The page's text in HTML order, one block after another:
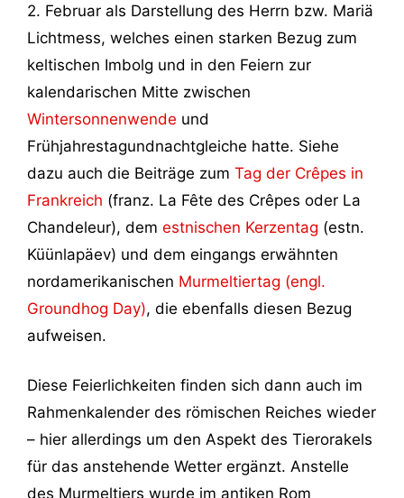
2. Februar als Darstellung des Herrn bzw. Mariä
Lichtmess, welches einen starken Bezug zum
keltischen Imbolg und in den Feiern zur
kalendarischen Mitte zwischen
Wintersonnenwende und
Frühjahrestagundnachtgleiche hatte. Siehe
dazu auch die Beiträge zum Tag der Crêpes in
Frankreich (franz. La Fête des Crêpes oder La
Chandeleur), dem estnischen Kerzentag (estn.
Küünlapäev) und dem eingangs erwähnten
nordamerikanischen Murmeltiertag (engl.
Groundhog Day), die ebenfalls diesen Bezug
aufweisen.
Diese Feierlichkeiten finden sich dann auch im
Rahmenkalender des römischen Reiches wieder
– hier allerdings um den Aspekt des Tierorakels
für das anstehende Wetter ergänzt. Anstelle
des Murmeltiers wurde im antiken Rom